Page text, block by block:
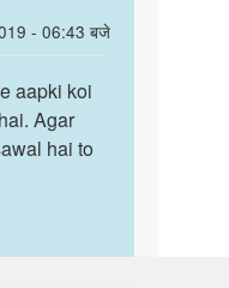
- 06:43 बजे
aapki koi
Agar
hai to